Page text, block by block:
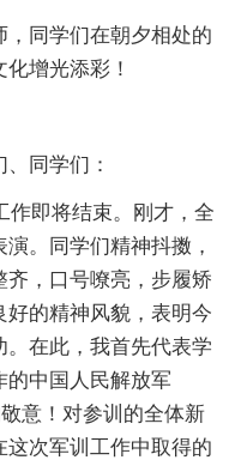
同学们在朝夕相处的
增光添彩！
同学们：
作即将结束。刚才，全
。同学们精神抖擞，
，口号嘹亮，步履矫
的精神风貌，表明今
在此，我首先代表学
的中国人民解放军
意！对参训的全体新
这次军训工作中取得的